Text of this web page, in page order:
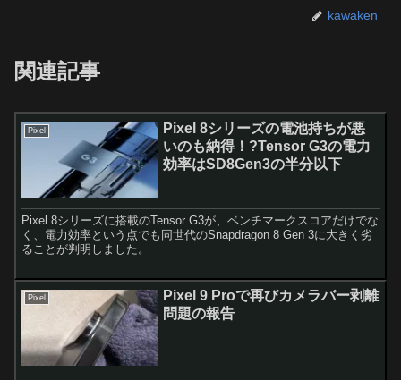
kawaken
関連記事
Pixel
Pixel 8シリーズの電池持ちが悪
いのも納得！?Tensor G3の電力
効率はSD8Gen3の半分以下
Pixel 8シリーズに搭載のTensor G3が、ベンチマークスコアだけでな
く、電力効率という点でも同世代のSnapdragon 8 Gen 3に大きく劣
ることが判明しました。
Pixel
Pixel 9 Proで再びカメラバー剥離
問題の報告